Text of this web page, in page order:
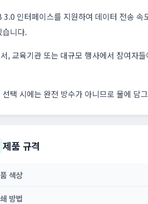
3.0 인터페이스를 지원하여 데이터 전송
습니다.
, 교육기관 또는 대규모 행사에서 참여자
선택 시에는 완전 방수가 아니므로 물에 담
제품 규격
색상
방법